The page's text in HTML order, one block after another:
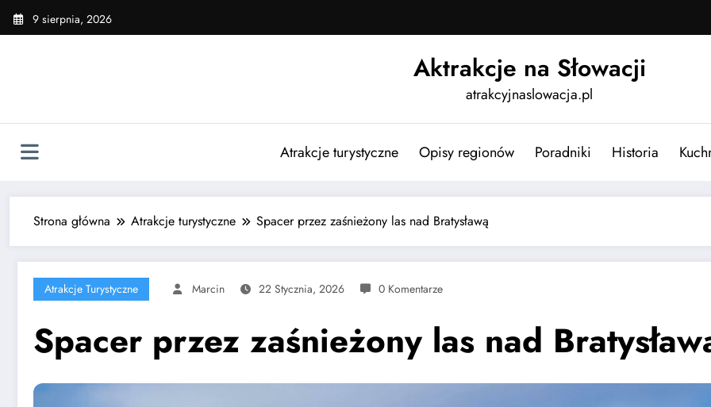
Skip
9 sierpnia, 2026
Aktrakcje na Słowacji
atrakcyjnaslowacja.pl
Atrakcje turystyczne Opisy regionów Poradniki Historia
Strona główna Atrakcje turystyczne Spacer przez zaśnieżony las nad Bratysławą
Atrakcje Turystyczne Marcin 22 Stycznia, 2026 0 Komentarze
Spacer przez zaśnieżony las nad